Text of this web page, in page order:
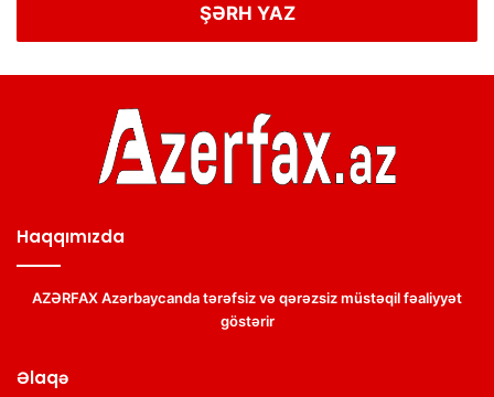
ŞƏRH YAZ
Haqqımızda
AZƏRFAX Azərbaycanda tərəfsiz və qərəzsiz müstəqil fəaliyyət
göstərir
Əlaqə